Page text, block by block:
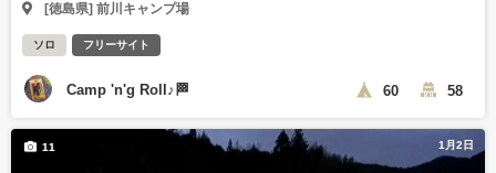
[徳島県] 前川キャンプ場
ソロ フリーサイト
Camp 'n'g Roll♪🏁 60 58
1月2日
11